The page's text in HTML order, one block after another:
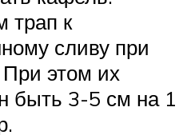
трап к
сливу при
этом их
быть 3-5 см на 1